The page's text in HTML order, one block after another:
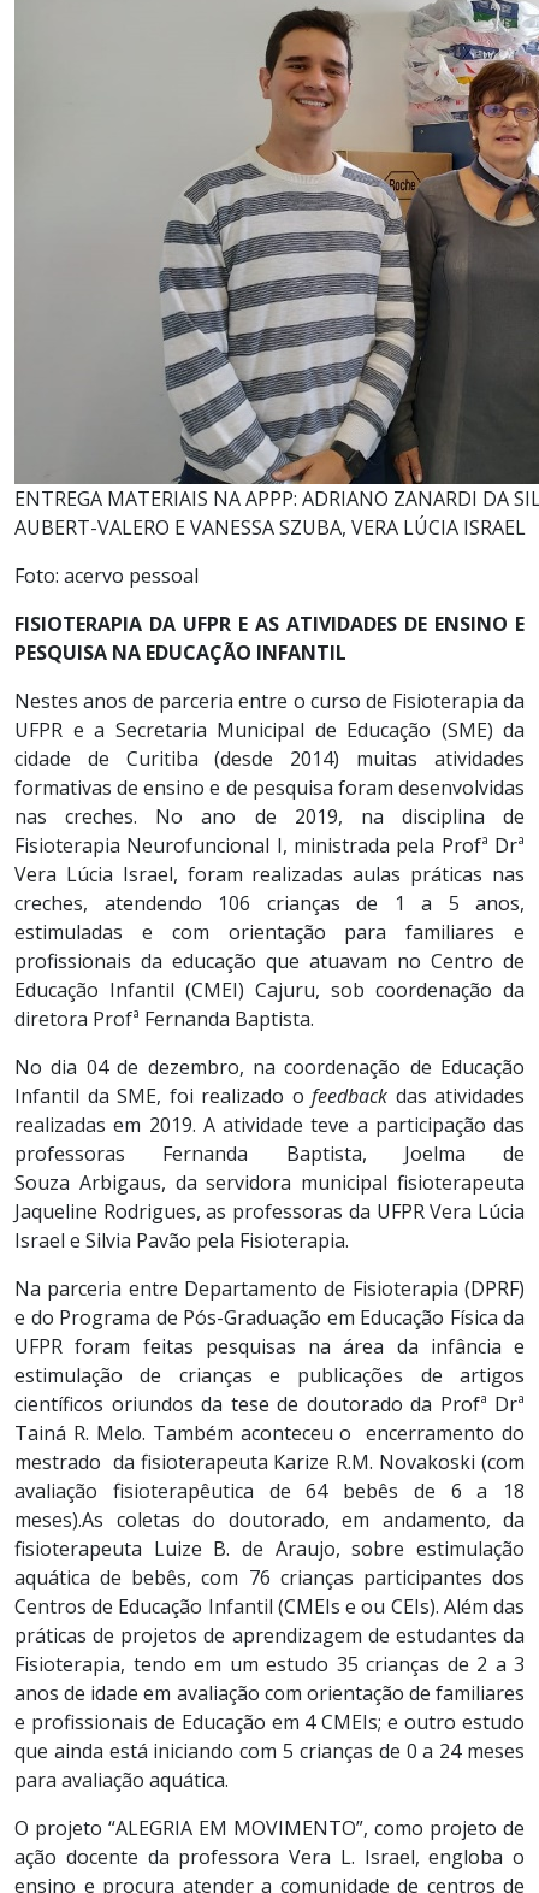
ENTREGA MATERIAIS NA APPP: ADRIANO ZANARDI DA
AUBERT-VALERO E VANESSA SZUBA, VERA LÚCIA ISRAEL
Foto: acervo pessoal
FISIOTERAPIA DA UFPR E AS ATIVIDADES DE ENSINO E
PESQUISA NA EDUCAÇÃO INFANTIL
Nestes anos de parceria entre o curso de Fisioterapia da
UFPR e a Secretaria Municipal de Educação (SME) da
cidade de Curitiba (desde 2014) muitas atividades
formativas de ensino e de pesquisa foram desenvolvidas
nas creches. No ano de 2019, na disciplina de
Fisioterapia Neurofuncional I, ministrada pela Profª Drª
Vera Lúcia Israel, foram realizadas aulas práticas nas
creches, atendendo 106 crianças de 1 a 5 anos,
estimuladas e com orientação para familiares e
profissionais da educação que atuavam no Centro de
Educação Infantil (CMEI) Cajuru, sob coordenação da
diretora Profª Fernanda Baptista.
No dia 04 de dezembro, na coordenação de Educação
Infantil da SME, foi realizado o feedback das atividades
realizadas em 2019. A atividade teve a participação das
professoras Fernanda Baptista, Joelma de
Souza Arbigaus, da servidora municipal fisioterapeuta
Jaqueline Rodrigues, as professoras da UFPR Vera Lúcia
Israel e Silvia Pavão pela Fisioterapia.
Na parceria entre Departamento de Fisioterapia (DPRF)
e do Programa de Pós-Graduação em Educação Física da
UFPR foram feitas pesquisas na área da infância e
estimulação de crianças e publicações de artigos
científicos oriundos da tese de doutorado da Profª Drª
Tainá R. Melo. Também aconteceu o encerramento do
mestrado da fisioterapeuta Karize R.M. Novakoski (com
avaliação fisioterapêutica de 64 bebês de 6 a 18
meses).As coletas do doutorado, em andamento, da
fisioterapeuta Luize B. de Araujo, sobre estimulação
aquática de bebês, com 76 crianças participantes dos
Centros de Educação Infantil (CMEIs e ou CEIs). Além das
práticas de projetos de aprendizagem de estudantes da
Fisioterapia, tendo em um estudo 35 crianças de 2 a 3
anos de idade em avaliação com orientação de familiares
e profissionais de Educação em 4 CMEIs; e outro estudo
que ainda está iniciando com 5 crianças de 0 a 24 meses
para avaliação aquática.
O projeto “ALEGRIA EM MOVIMENTO”, como projeto de
ação docente da professora Vera L. Israel, engloba o
ensino e procura atender a comunidade de centros de